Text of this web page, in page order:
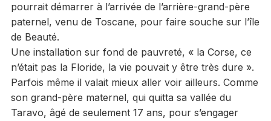
pourrait démarrer à l’arrivée de l’arrière-grand-père
paternel, venu de Toscane, pour faire souche sur l’île
de Beauté.
Une installation sur fond de pauvreté, « la Corse, ce
n’était pas la Floride, la vie pouvait y être très dure ».
Parfois même il valait mieux aller voir ailleurs. Comme
son grand-père maternel, qui quitta sa vallée du
Taravo, âgé de seulement 17 ans, pour s’engager